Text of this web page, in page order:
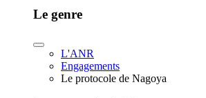
Le genre
L'ANR
Engagements
Le protocole de Nagoya